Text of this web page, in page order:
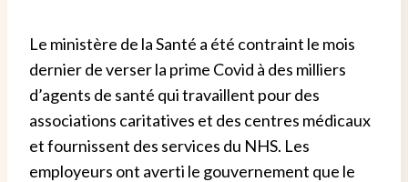
Le ministère de la Santé a été contraint le mois
dernier de verser la prime Covid à des milliers
d’agents de santé qui travaillent pour des
associations caritatives et des centres médicaux
et fournissent des services du NHS. Les
employeurs ont averti le gouvernement que le